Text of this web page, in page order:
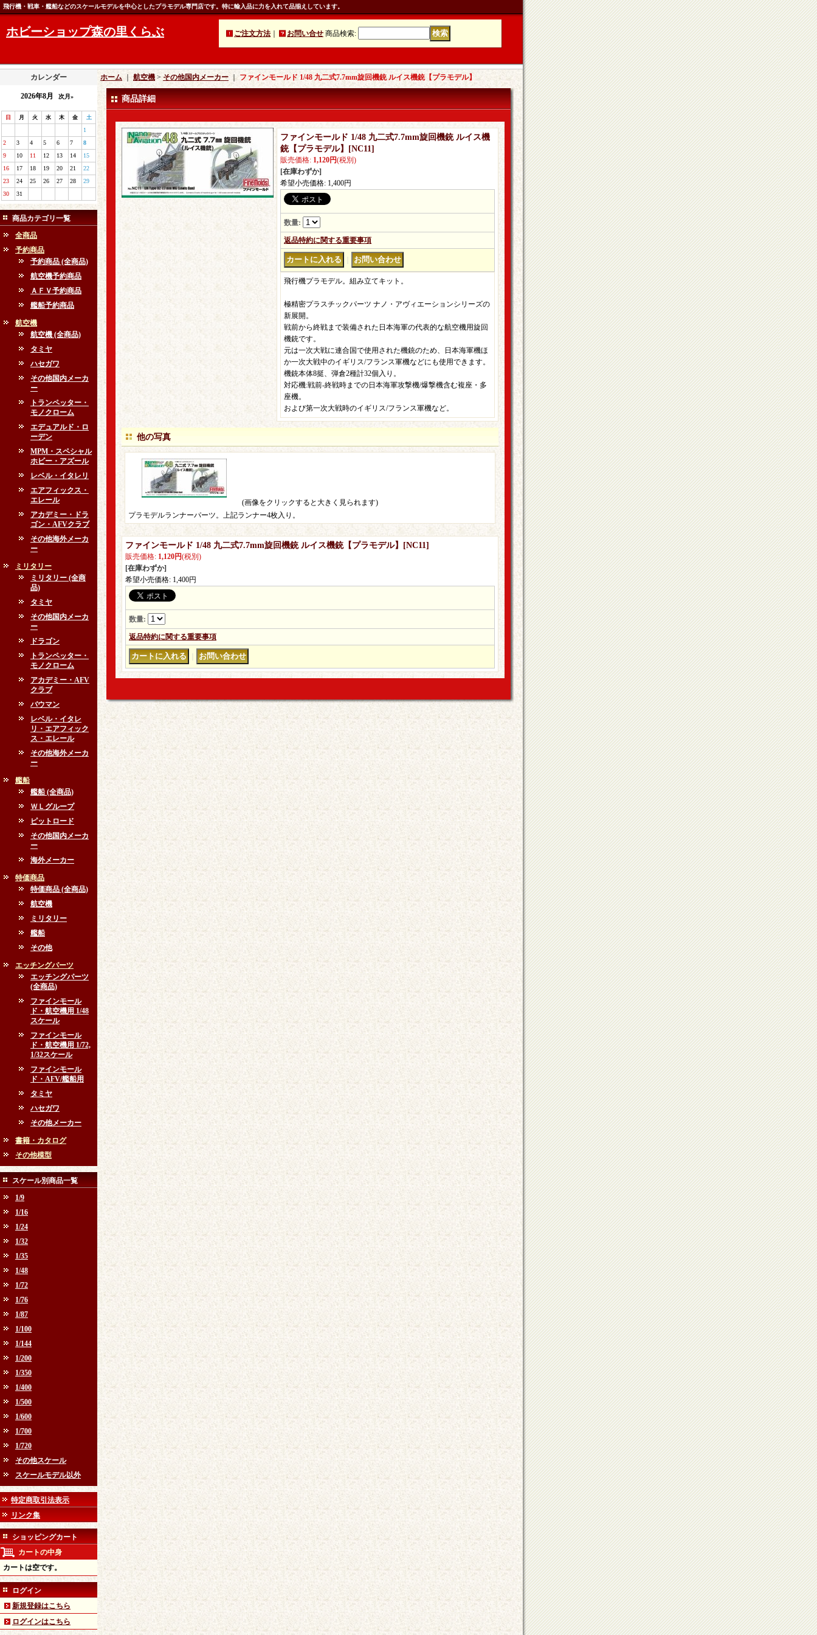
飛行機・戦車・艦船などのスケールモデルを中心としたプラモデル専門店です。特に輸入品に力を入れて品揃えしています。
ホビーショップ森の里くらぶ ご注文方法 お問い合せ 商品検索:
カレンダー
2026年8月 次月»
日 月 火 水 木 金 土
1
2
3 4 5 6 7
8
9
10 11 12 13 14
15
16
17 18 19 20 21
22
23
24 25 26 27 28
29
30
31
商品カテゴリ一覧
全商品
予約商品
予約商品 (全商品)
航空機予約商品
ＡＦＶ予約商品
艦船予約商品
航空機
航空機 (全商品)
タミヤ
ハセガワ
その他国内メーカ
ー
トランペッター・
モノクローム
エデュアルド・ロ
ーデン
MPM・スペシャル
ホビー・アズール
レベル・イタレリ
エアフィックス・
エレール
アカデミー・ドラ
ゴン・AFVクラブ
その他海外メーカ
ー
ミリタリー
ミリタリー (全商
品)
タミヤ
その他国内メーカ
ー
ドラゴン
トランペッター・
モノクローム
アカデミー・AFV
クラブ
バウマン
レベル・イタレ
リ・エアフィック
ス・エレール
その他海外メーカ
ー
艦船
艦船 (全商品)
ＷＬグループ
ピットロード
その他国内メーカ
ー
海外メーカー
特価商品
特価商品 (全商品)
航空機
ミリタリー
艦船
その他
エッチングパーツ
エッチングパーツ
(全商品)
ファインモール
ド・航空機用 1/48
スケール
ファインモール
ド・航空機用 1/72,
1/32スケール
ファインモール
ド・AFV/艦船用
タミヤ
ハセガワ
その他メーカー
書籍・カタログ
その他模型
スケール別商品一覧
1/9
1/16
1/24
1/32
1/35
1/48
1/72
1/76
1/87
1/100
1/144
1/200
1/350
1/400
1/500
1/600
1/700
1/720
その他スケール
スケールモデル以外
特定商取引法表示
リンク集
ショッピングカート
カートの中身
カートは空です。
ログイン
新規登録はこちら
ログインはこちら
ホーム 航空機 > その他国内メーカー ｜ ファインモールド 1/48 九二式7.7mm旋回機銃 ルイス機銃【プラモデル】
商品詳細
ファインモールド 1/48 九二式7.7mm旋回機銃 ルイス機
銃【プラモデル】
[NC11]
販売価格: 1,120円(税別)
[在庫わずか]
希望小売価格: 1,400円
数量:
返品特約に関する重要事項
飛行機プラモデル。組み立てキット。
極精密プラスチックパーツ ナノ・アヴィエーションシリーズの
新展開。
戦前から終戦まで装備された日本海軍の代表的な航空機用旋回
機銃です。
元は一次大戦に連合国で使用された機銃のため、日本海軍機ほ
か一次大戦中のイギリス/フランス軍機などにも使用できます。
機銃本体8挺、弾倉2種計32個入り。
対応機:戦前-終戦時までの日本海軍攻撃機/爆撃機含む複座・多
座機。
および第一次大戦時のイギリス/フランス軍機など。
他の写真
(画像をクリックすると大きく見られます)
プラモデルランナーパーツ。上記ランナー4枚入り。
ファインモールド 1/48 九二式7.7mm旋回機銃 ルイス機銃【プラモデル】 [NC11]
販売価格: 1,120円(税別)
[在庫わずか]
希望小売価格: 1,400円
数量:
返品特約に関する重要事項